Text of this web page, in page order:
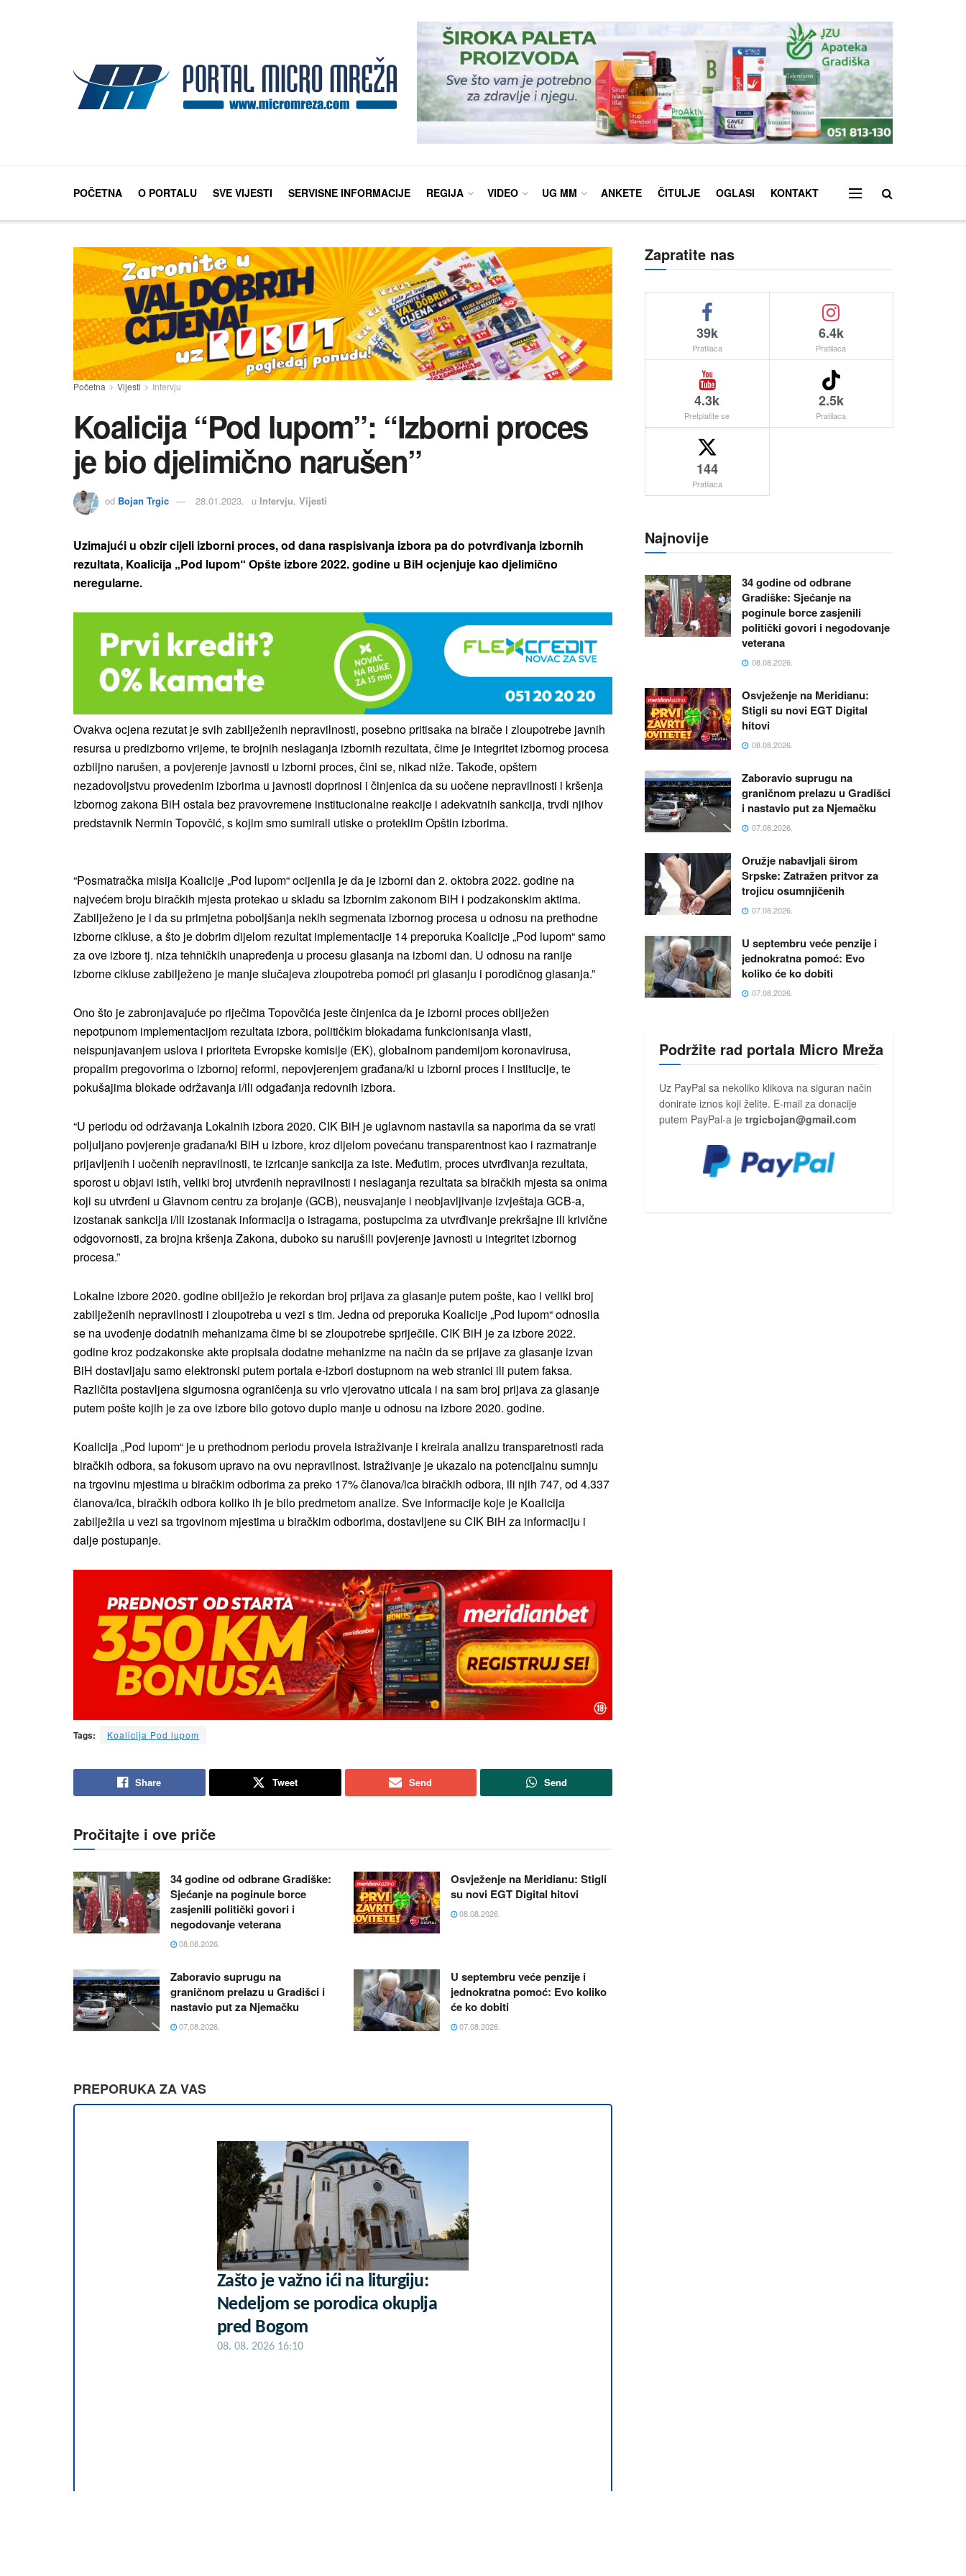
POČETNA O PORTALU SVE VIJESTI SERVISNE INFORMACIJE REGIJA VIDEO UG MM ANKETE ČITULJE OGLASI KONTAKT
Početna Vijesti Intervju
Koalicija “Pod lupom”: “Izborni proces
je bio djelimično narušen”
od Bojan Trgic 28.01.2023. u Intervju, Vijesti
Uzimajući u obzir cijeli izborni proces, od dana raspisivanja izbora pa do potvrđivanja izbornih
rezultata, Koalicija „Pod lupom“ Opšte izbore 2022. godine u BiH ocjenjuje kao djelimično
neregularne.
Ovakva ocjena rezutat je svih zabilježenih nepravilnosti, posebno pritisaka na birače i zloupotrebe javnih
resursa u predizborno vrijeme, te brojnih neslaganja izbornih rezultata, čime je integritet izbornog procesa
ozbiljno narušen, a povjerenje javnosti u izborni proces, čini se, nikad niže. Takođe, opštem
nezadovoljstvu provedenim izborima u javnosti doprinosi i činjenica da su uočene nepravilnosti i kršenja
Izbornog zakona BiH ostala bez pravovremene institucionalne reakcije i adekvatnih sankcija, trvdi njihov
predstavnik Nermin Topovčić, s kojim smo sumirali utiske o proteklim Opštin izborima.
“Posmatračka misija Koalicije „Pod lupom“ ocijenila je da je izborni dan 2. oktobra 2022. godine na
najvećem broju biračkih mjesta protekao u skladu sa Izbornim zakonom BiH i podzakonskim aktima.
Zabilježeno je i da su primjetna poboljšanja nekih segmenata izbornog procesa u odnosu na prethodne
izborne cikluse, a što je dobrim dijelom rezultat implementacije 14 preporuka Koalicije „Pod lupom“ samo
za ove izbore tj. niza tehničkih unapređenja u procesu glasanja na izborni dan. U odnosu na ranije
izborne cikluse zabilježeno je manje slučajeva zloupotreba pomoći pri glasanju i porodičnog glasanja.”
Ono što je zabronjavajuće po riječima Topovčića jeste činjenica da je izborni proces obilježen
nepotpunom implementacijom rezultata izbora, političkim blokadama funkcionisanja vlasti,
neispunjavanjem uslova i prioriteta Evropske komisije (EK), globalnom pandemijom koronavirusa,
propalim pregovorima o izbornoj reformi, nepovjerenjem građana/ki u izborni proces i institucije, te
pokušajima blokade održavanja i/ili odgađanja redovnih izbora.
“U periodu od održavanja Lokalnih izbora 2020. CIK BiH je uglavnom nastavila sa naporima da se vrati
poljuljano povjerenje građana/ki BiH u izbore, kroz dijelom povećanu transparentnost kao i razmatranje
prijavljenih i uočenih nepravilnosti, te izricanje sankcija za iste. Međutim, proces utvrđivanja rezultata,
sporost u objavi istih, veliki broj utvrđenih nepravilnosti i neslaganja rezultata sa biračkih mjesta sa onima
koji su utvrđeni u Glavnom centru za brojanje (GCB), neusvajanje i neobjavljivanje izvještaja GCB-a,
izostanak sankcija i/ili izostanak informacija o istragama, postupcima za utvrđivanje prekršajne ili krivične
odgovornosti, za brojna kršenja Zakona, duboko su narušili povjerenje javnosti u integritet izbornog
procesa.”
Lokalne izbore 2020. godine obilježio je rekordan broj prijava za glasanje putem pošte, kao i veliki broj
zabilježenih nepravilnosti i zloupotreba u vezi s tim. Jedna od preporuka Koalicije „Pod lupom“ odnosila
se na uvođenje dodatnih mehanizama čime bi se zloupotrebe spriječile. CIK BiH je za izbore 2022.
godine kroz podzakonske akte propisala dodatne mehanizme na način da se prijave za glasanje izvan
BiH dostavljaju samo elektronski putem portala e-izbori dostupnom na web stranici ili putem faksa.
Različita postavljena sigurnosna ograničenja su vrlo vjerovatno uticala i na sam broj prijava za glasanje
putem pošte kojih je za ove izbore bilo gotovo duplo manje u odnosu na izbore 2020. godine.
Koalicija „Pod lupom“ je u prethodnom periodu provela istraživanje i kreirala analizu transparetnosti rada
biračkih odbora, sa fokusom upravo na ovu nepravilnost. Istraživanje je ukazalo na potencijalnu sumnju
na trgovinu mjestima u biračkim odborima za preko 17% članova/ica biračkih odbora, ili njih 747, od 4.337
članova/ica, biračkih odbora koliko ih je bilo predmetom analize. Sve informacije koje je Koalicija
zabilježila u vezi sa trgovinom mjestima u biračkim odborima, dostavljene su CIK BiH za informaciju i
dalje postupanje.
Tags: Koalicija Pod lupom
Share Tweet Send Send
Pročitajte i ove priče
34 godine od odbrane Gradiške:
Sjećanje na poginule borce
zasjenili politički govori i
negodovanje veterana
08.08.2026.
Osvježenje na Meridianu: Stigli
su novi EGT Digital hitovi
08.08.2026.
Zaboravio suprugu na
graničnom prelazu u Gradišci i
nastavio put za Njemačku
07.08.2026.
U septembru veće penzije i
jednokratna pomoć: Evo koliko
će ko dobiti
07.08.2026.
PREPORUKA ZA VAS
Zašto je važno ići na liturgiju:
Nedeljom se porodica okuplja
pred Bogom
08. 08. 2026 16:10
Zapratite nas
39k
Pratilaca
6.4k
Pratilaca
4.3k
Pretplatite se
2.5k
Pratilaca
144
Pratilaca
Najnovije
34 godine od odbrane
Gradiške: Sjećanje na
poginule borce zasjenili
politički govori i negodovanje
veterana
08.08.2026.
Osvježenje na Meridianu:
Stigli su novi EGT Digital
hitovi
08.08.2026.
Zaboravio suprugu na
graničnom prelazu u Gradišci
i nastavio put za Njemačku
07.08.2026.
Oružje nabavljali širom
Srpske: Zatražen pritvor za
trojicu osumnjičenih
07.08.2026.
U septembru veće penzije i
jednokratna pomoć: Evo
koliko će ko dobiti
07.08.2026.
Podržite rad portala Micro Mreža
Uz PayPal sa nekoliko klikova na siguran način
donirate iznos koji želite. E-mail za donacije
putem PayPal-a je trgicbojan@gmail.com